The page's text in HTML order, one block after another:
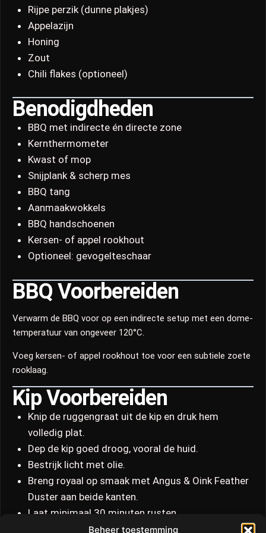
Beheer toestemming
Rijpe perzik (dunne plakjes)
Appelazijn
Honing
Zout
Chili flakes (optioneel)
Benodigdheden
BBQ met indirecte én directe zone
Kernthermometer
Kwast of mop
Snijplank & scherp mes
BBQ tang
Aanmaakwokkels
BBQ handschoenen
Kersen- of appel rookhout
Optioneel: gevogelteschaar
BBQ Voorbereiden
Verwarm de BBQ voor op een indirecte setup met een dome-
temperatuur van ongeveer 120°C.
Voeg kersen- of appel rookhout toe voor een subtiele zoete
rooklaag.
Kip Voorbereiden
Knip de ruggengraat uit de kip en druk hem
volledig plat.
Dep de kip goed droog, vooral de huid.
Bestrijk licht met olie.
Breng royaal op smaak met Angus & Oink Feather
Duster aan beide kanten.
Laat minimaal 30 minuten rusten.